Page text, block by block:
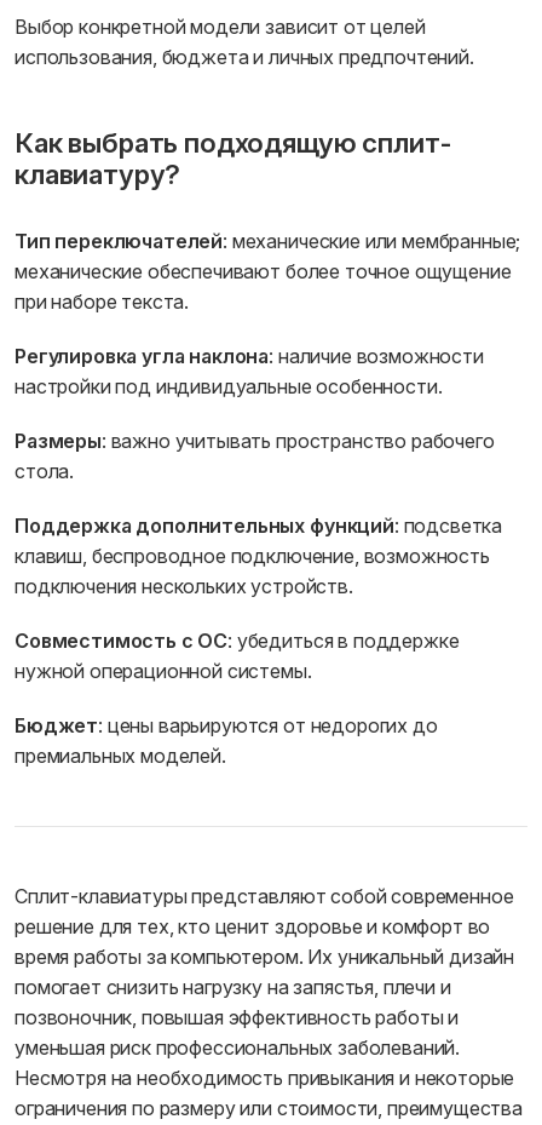
Выбор конкретной модели зависит от целей
использования, бюджета и личных предпочтений.
Как выбрать подходящую сплит-
клавиатуру?
Тип переключателей: механические или мембранные;
механические обеспечивают более точное ощущение
при наборе текста.
Регулировка угла наклона: наличие возможности
настройки под индивидуальные особенности.
Размеры: важно учитывать пространство рабочего
стола.
Поддержка дополнительных функций: подсветка
клавиш, беспроводное подключение, возможность
подключения нескольких устройств.
Совместимость с ОС: убедиться в поддержке
нужной операционной системы.
Бюджет: цены варьируются от недорогих до
премиальных моделей.
Сплит-клавиатуры представляют собой современное
решение для тех, кто ценит здоровье и комфорт во
время работы за компьютером. Их уникальный дизайн
помогает снизить нагрузку на запястья, плечи и
позвоночник, повышая эффективность работы и
уменьшая риск профессиональных заболеваний.
Несмотря на необходимость привыкания и некоторые
ограничения по размеру или стоимости, преимущества